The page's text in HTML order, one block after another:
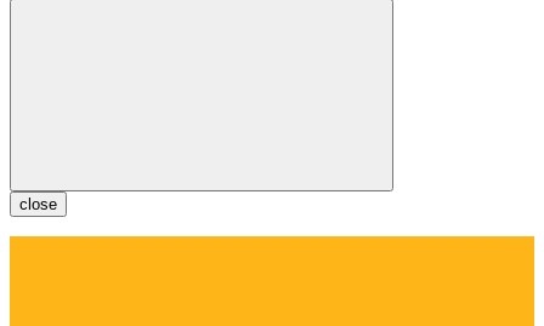
close